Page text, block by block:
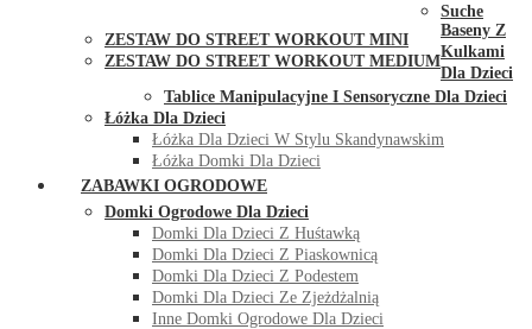
ZESTAW DO STREET WORKOUT MINI
ZESTAW DO STREET WORKOUT MEDIUM
Suche
Baseny Z
Kulkami
Dla Dzieci
Tablice Manipulacyjne I Sensoryczne Dla Dzieci
Łóżka Dla Dzieci
Łóżka Dla Dzieci W Stylu Skandynawskim
Łóżka Domki Dla Dzieci
ZABAWKI OGRODOWE
Domki Ogrodowe Dla Dzieci
Domki Dla Dzieci Z Huśtawką
Domki Dla Dzieci Z Piaskownicą
Domki Dla Dzieci Z Podestem
Domki Dla Dzieci Ze Zjeżdżalnią
Inne Domki Ogrodowe Dla Dzieci